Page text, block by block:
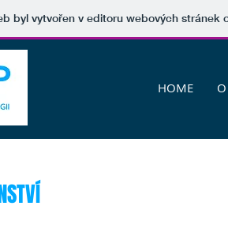
byl vytvořen v editoru webových stránek
HOME